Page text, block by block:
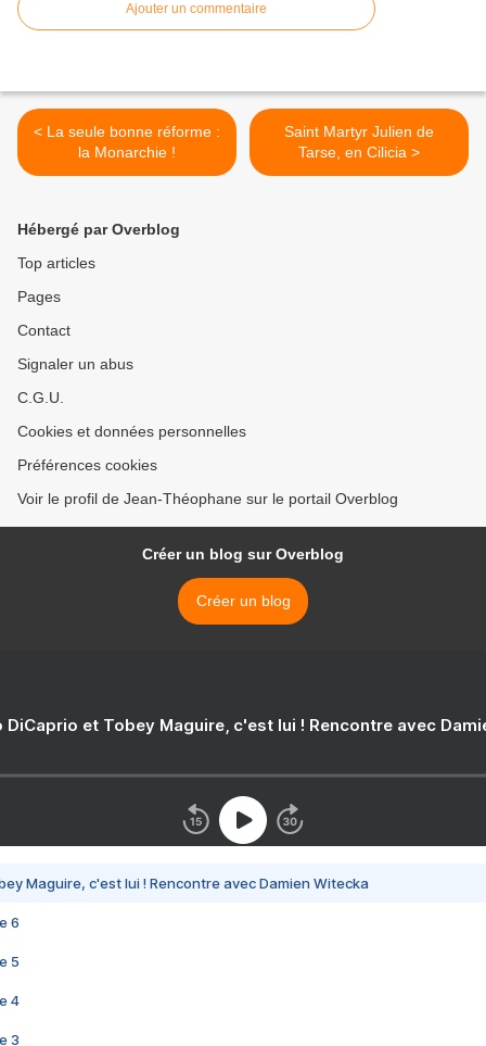
Ajouter un commentaire
< La seule bonne réforme :
la Monarchie !
Saint Martyr Julien de
Tarse, en Cilicia >
Hébergé par Overblog
Top articles
Pages
Contact
Signaler un abus
C.G.U.
Cookies et données personnelles
Préférences cookies
Voir le profil de Jean-Théophane sur le portail Overblog
Créer un blog sur Overblog
Créer un blog
DiCaprio et Tobey Maguire, c'est lui ! Rencontre avec
Maguire, c'est lui ! Rencontre avec Damien Witecka
6
5
4
3